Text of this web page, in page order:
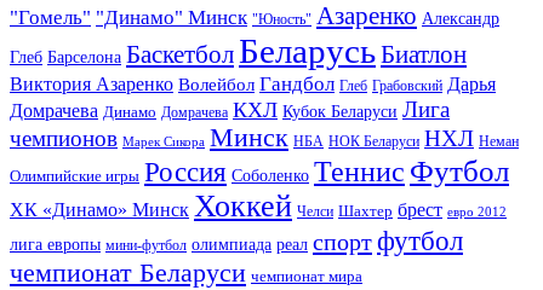
"Гомель" "Динамо" Минск "Юность" Азаренко Александр
Глеб Барселона Баскетбол БеларусьБиатлон
Виктория Азаренко Волейбол Гандбол Глеб Грабовский Дарья
Домрачева Динамо Домрачева КХЛ Кубок Беларуси Лига
чемпионов Марек Сикора Минск НБА НОК Беларуси НХЛ Неман
Олимпийские игры Россия Соболенко Теннис Футбол
ХК «Динамо» Минск Хоккей Челси Шахтер брест евро 2012
лига европы мини-футбол олимпиада реал спортфутбол
чемпионат Беларуси чемпионат мира